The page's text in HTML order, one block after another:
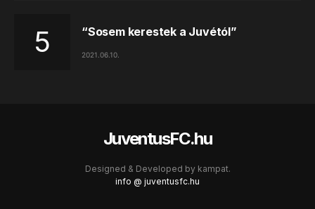
“Sosem kerestek a Juvétól”
2021.06.10.
JuventusFC.hu
Designed & Developed by kampat.
info @ juventusfc.hu